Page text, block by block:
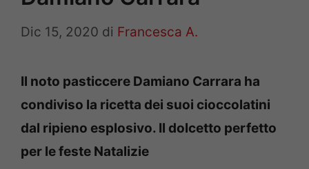
Dic 15, 2020 di Francesca A.
Il noto pasticcere Damiano Carrara ha
condiviso la ricetta dei suoi cioccolatini
dal ripieno esplosivo. Il dolcetto perfetto
per le feste Natalizie